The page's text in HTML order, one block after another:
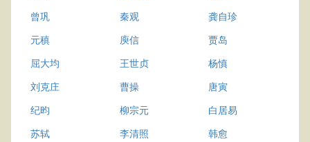
曾巩
秦观
龚自珍
元稹
庾信
贾岛
屈大均
王世贞
杨慎
刘克庄
曹操
唐寅
纪昀
柳宗元
白居易
苏轼
李清照
韩愈